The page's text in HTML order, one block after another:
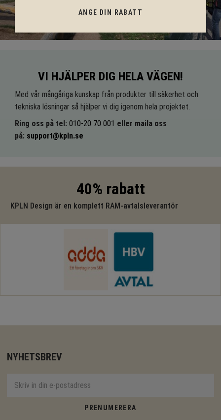
VI HJÄLPER DIG HELA VÄGEN!
Med vår mångåriga kunskap från produkter till säkerhet och
tekniska lösningar så hjälper vi dig igenom hela projektet.
Ring oss på tel: 010-20 70 001 eller maila oss
på: support@kpln.se
40% rabatt
KPLN Design är en komplett RAM-avtalsleverantör
NYHETSBREV
PRENUMERERA
ANGE DIN RABATT